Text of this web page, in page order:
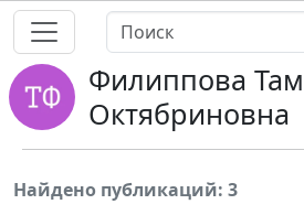
Филиппова
Октябриновна
Найдено публикаций: 3